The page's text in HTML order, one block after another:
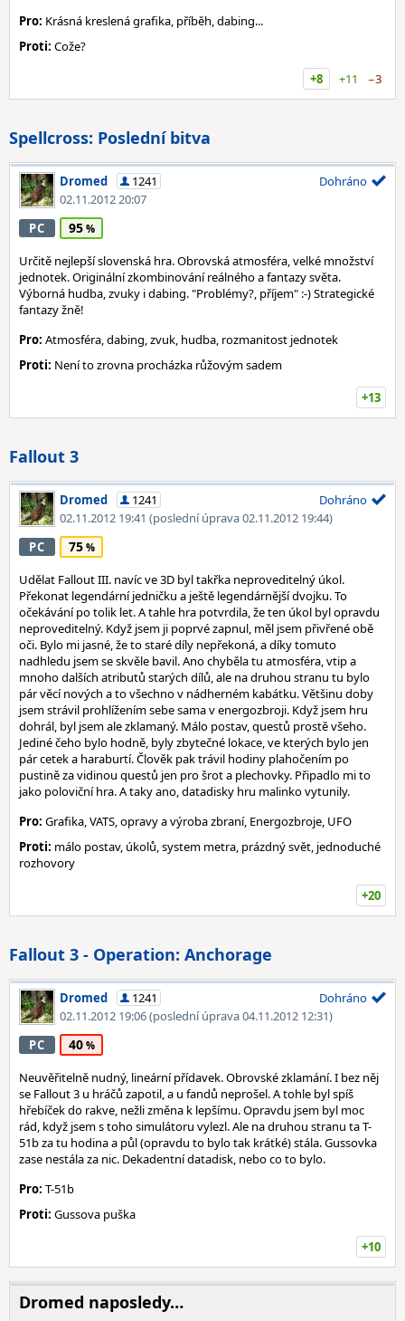
Pro: Krásná kreslená grafika, příběh, dabing...
Proti: Cože?
+8
+11 −3
Spellcross: Poslední bitva
Dromed
1241
02.11.2012 20:07
Dohráno
PC 95
Určitě nejlepší slovenská hra. Obrovská atmosféra, velké množství
jednotek. Originální zkombinování reálného a fantazy světa.
Výborná hudba, zvuky i dabing. "Problémy?, příjem" :-) Strategické
fantazy žně!
Pro: Atmosféra, dabing, zvuk, hudba, rozmanitost jednotek
Proti: Není to zrovna procházka růžovým sadem
+13
Fallout 3
Dromed
1241
02.11.2012 19:41 (poslední úprava 02.11.2012 19:44)
Dohráno
PC 75
Udělat Fallout III. navíc ve 3D byl takřka neproveditelný úkol.
Překonat legendární jedničku a ještě legendárnější dvojku. To
očekávání po tolik let. A tahle hra potvrdila, že ten úkol byl opravdu
neproveditelný. Když jsem ji poprvé zapnul, měl jsem přivřené obě
oči. Bylo mi jasné, že to staré díly nepřekoná, a díky tomuto
nadhledu jsem se skvěle bavil. Ano chyběla tu atmosféra, vtip a
mnoho dalších atributů starých dílů, ale na druhou stranu tu bylo
pár věcí nových a to všechno v nádherném kabátku. Většinu doby
jsem strávil prohlížením sebe sama v energozbroji. Když jsem hru
dohrál, byl jsem ale zklamaný. Málo postav, questů prostě všeho.
Jediné čeho bylo hodně, byly zbytečné lokace, ve kterých bylo jen
pár cetek a haraburtí. Člověk pak trávil hodiny plahočením po
pustině za vidinou questů jen pro šrot a plechovky. Připadlo mi to
jako poloviční hra. A taky ano, datadisky hru malinko vytunily.
Pro: Grafika, VATS, opravy a výroba zbraní, Energozbroje, UFO
Proti: málo postav, úkolů, system metra, prázdný svět, jednoduché
rozhovory
+20
Fallout 3 - Operation: Anchorage
Dromed
1241
02.11.2012 19:06(poslední úprava 04.11.2012 12:31)
Dohráno
PC 40
Neuvěřitelně nudný, lineární přídavek. Obrovské zklamání. I bez něj
se Fallout 3 u hráčů zapotil, a u fandů neprošel. A tohle byl spíš
hřebíček do rakve, nežli změna k lepšímu. Opravdu jsem byl moc
rád, když jsem s toho simulátoru vylezl. Ale na druhou stranu ta T-
51b za tu hodina a půl (opravdu to bylo tak krátké) stála. Gussovka
zase nestála za nic. Dekadentní datadisk, nebo co to bylo.
Pro: T-51b
Proti: Gussova puška
+10
Dromed naposledy…